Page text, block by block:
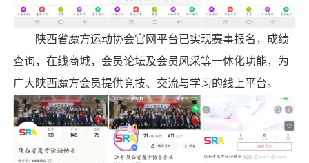
陕西省魔方运动协会官网平台已实现赛事报名，成绩
查询，在线商城，会员论坛及会员风采等一体化功能，为
广大陕西魔方会员提供竞技、交流与学习的线上平台。